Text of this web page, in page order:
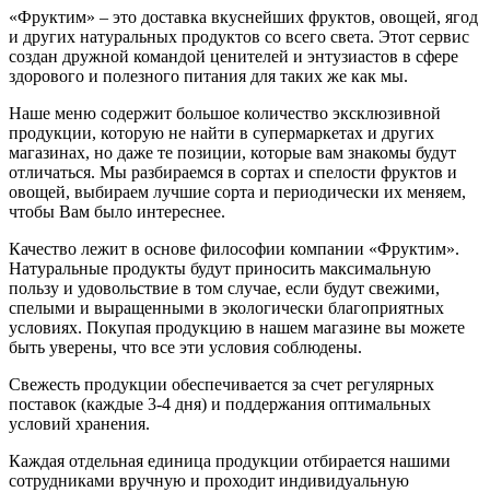
«Фруктим» – это доставка вкуснейших фруктов, овощей, ягод
и других натуральных продуктов со всего света. Этот сервис
создан дружной командой ценителей и энтузиастов в сфере
здорового и полезного питания для таких же как мы.
Наше меню содержит большое количество эксклюзивной
продукции, которую не найти в супермаркетах и других
магазинах, но даже те позиции, которые вам знакомы будут
отличаться. Мы разбираемся в сортах и спелости фруктов и
овощей, выбираем лучшие сорта и периодически их меняем,
чтобы Вам было интереснее.
Качество лежит в основе философии компании «Фруктим».
Натуральные продукты будут приносить максимальную
пользу и удовольствие в том случае, если будут свежими,
cпелыми и выращенными в экологически благоприятных
условиях. Покупая продукцию в нашем магазине вы можете
быть уверены, что все эти условия соблюдены.
Свежесть продукции обеспечивается за счет регулярных
поставок (каждые 3-4 дня) и поддержания оптимальных
условий хранения.
Каждая отдельная единица продукции отбирается нашими
сотрудниками вручную и проходит индивидуальную